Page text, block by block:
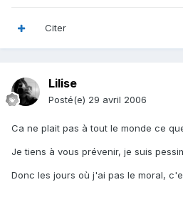
Citer
Lilise
Posté(e) 29 avril 2006
Ca ne plait pas à tout le monde ce
Je tiens à vous prévenir, je suis
Donc les jours où j'ai pas le moral,